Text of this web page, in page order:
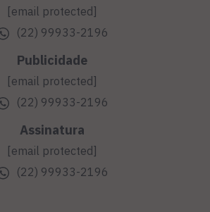
[email protected]
(22) 99933-2196
Publicidade
[email protected]
(22) 99933-2196
Assinatura
[email protected]
(22) 99933-2196